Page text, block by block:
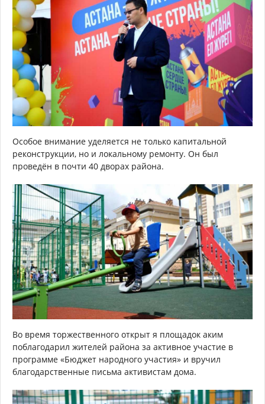
Особое внимание уделяется не только капитальной
реконструкции, но и локальному ремонту. Он был
проведён в почти 40 дворах района.
Во время торжественного открыт я площадок аким
поблагодарил жителей района за активное участие в
программе «Бюджет народного участия» и вручил
благодарственные письма активистам дома.